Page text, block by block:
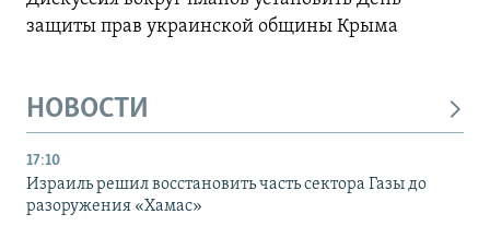
защиты прав украинской общины Крыма
НОВОСТИ
17:10
Израиль решил восстановить часть сектора Газы до
разоружения «Хамас»